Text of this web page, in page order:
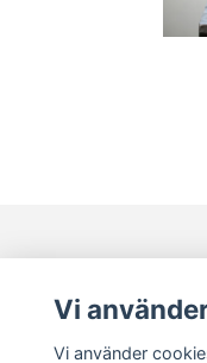
KUNDSERVICE
Vi
Vi använder